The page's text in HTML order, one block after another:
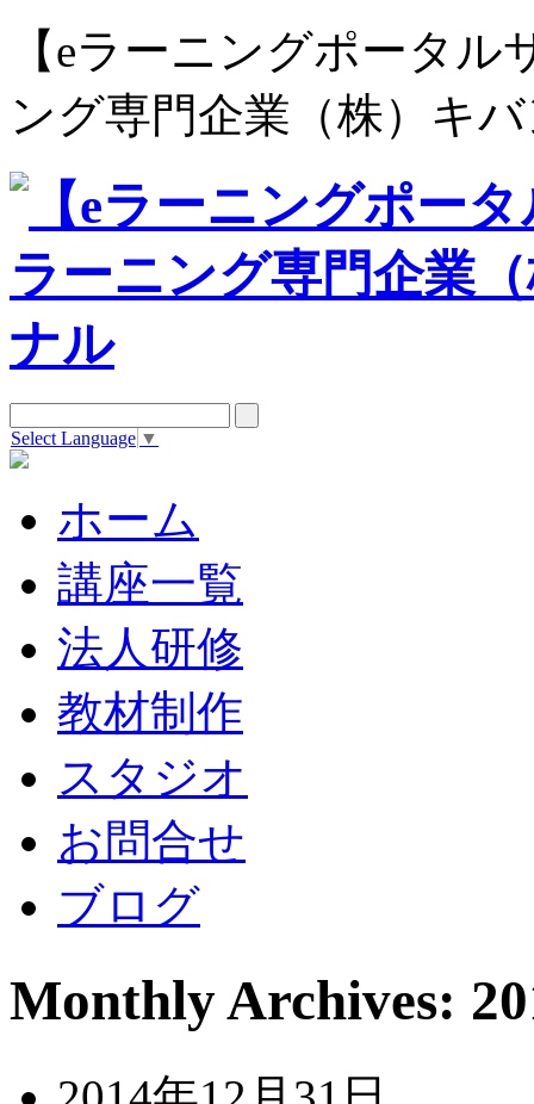
【eラーニングポータル
ング専門企業（株）キ
Select Language ▼
ホーム
講座一覧
法人研修
教材制作
スタジオ
お問合せ
ブログ
Monthly Archives: